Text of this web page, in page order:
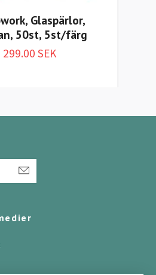
Glaspärlor,
50st, 5st/färg
299.00 SEK